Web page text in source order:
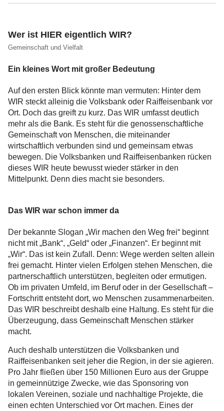
Wer ist HIER eigentlich WIR?
Gemeinschaft und Vielfalt
Ein kleines Wort mit großer Bedeutung
Auf den ersten Blick könnte man vermuten: Hinter dem
WIR steckt alleinig die Volksbank oder Raiffeisenbank vor
Ort. Doch das greift zu kurz. Das WIR umfasst deutlich
mehr als die Bank. Es steht für die genossenschaftliche
Gemeinschaft von Menschen, die miteinander
wirtschaftlich verbunden sind und gemeinsam etwas
bewegen. Die Volksbanken und Raiffeisenbanken rücken
dieses WIR heute bewusst wieder stärker in den
Mittelpunkt. Denn dies macht sie besonders.
Das WIR war schon immer da
Der bekannte Slogan „Wir machen den Weg frei“ beginnt
nicht mit „Bank“, „Geld“ oder „Finanzen“. Er beginnt mit
„Wir“. Das ist kein Zufall. Denn: Wege werden selten allein
frei gemacht. Hinter vielen Erfolgen stehen Menschen, die
partnerschaftlich unterstützen, begleiten oder ermutigen.
Ob im privaten Umfeld, im Beruf oder in der Gesellschaft –
Fortschritt entsteht dort, wo Menschen zusammenarbeiten.
Das WIR beschreibt deshalb eine Haltung. Es steht für die
Überzeugung, dass Gemeinschaft Menschen stärker
macht.
Auch deshalb unterstützen die Volksbanken und
Raiffeisenbanken seit jeher die Region, in der sie agieren.
Pro Jahr fließen über 150 Millionen Euro aus der Gruppe
in gemeinnützige Zwecke, wie das Sponsoring von
lokalen Vereinen, soziale und nachhaltige Projekte, die
einen echten Unterschied vor Ort machen. Eines der